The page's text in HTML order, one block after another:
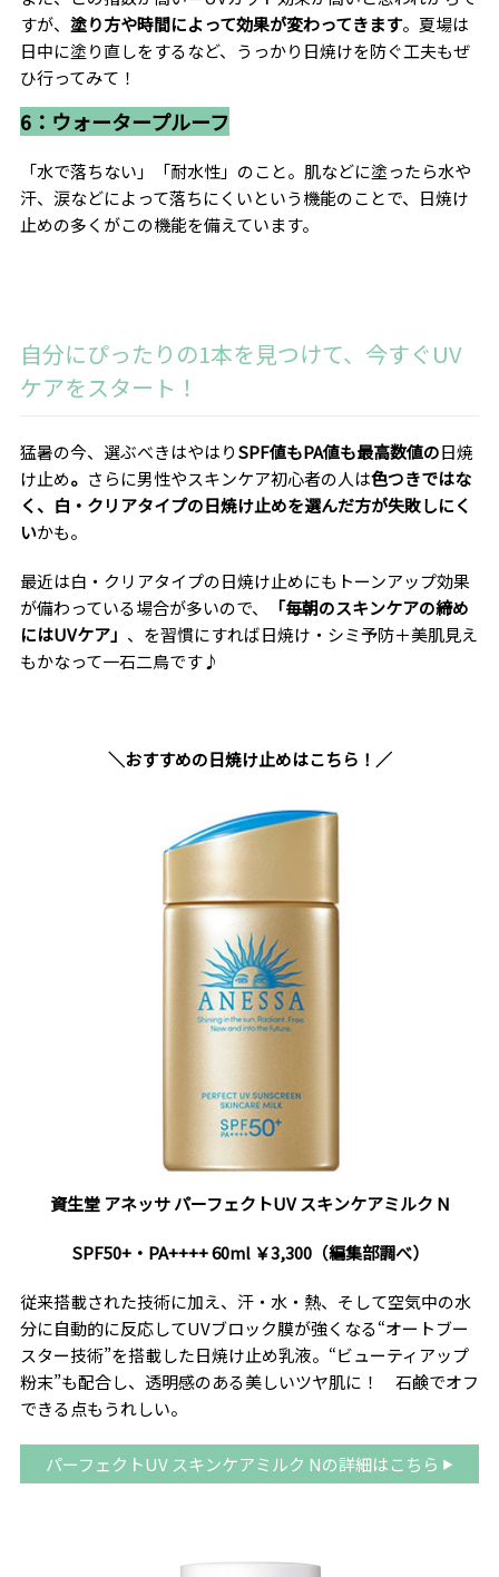
すが、 塗り方や時間によって効果が変わってきます。夏場は
日中に塗り直しをするなど、うっかり日焼けを防ぐ工夫もぜ
ひ行ってみて！
6：ウォータープルーフ
「水で落ちない」「耐水性」のこと。肌などに塗ったら水や
汗、涙などによって落ちにくいという機能のことで、日焼け
止めの多くがこの機能を備えています。
自分にぴったりの1本を見つけて、今すぐUV
ケアをスタート！
猛暑の今、選ぶべきはやはりSPF値もPA値も最高数値の日焼
け止め。 さらに男性やスキンケア初心者の人は色つきではな
く、白・クリアタイプの日焼け止めを選んだ方が失敗しにく
いかも。
最近は白・クリアタイプの日焼け止めにもトーンアップ効果
が備わっている場合が多いので、
「毎朝のスキンケアの締め
にはUVケア」 、を習慣にすれば日焼け・シミ予防＋美肌見え
もかなって一石二鳥です♪
＼おすすめの日焼け止めはこちら！／
資生堂 アネッサ パーフェクトUV スキンケアミルク N
SPF50+・PA++++ 60ml ￥3,300（編集部調べ）
従来搭載された技術に加え、汗・水・熱、そして空気中の水
分に自動的に反応してUVブロック膜が強くなる“オートブー
スター技術”を搭載した日焼け止め乳液。“ビューティアップ
粉末”も配合し、透明感のある美しいツヤ肌に！ 石鹸でオフ
できる点もうれしい。
パーフェクトUV スキンケアミルク Nの詳細はこちら